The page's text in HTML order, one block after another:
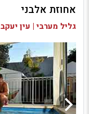
בדיקת זמינות ומחירים
אחוזת אלבני
גליל מערבי | עין יעקב